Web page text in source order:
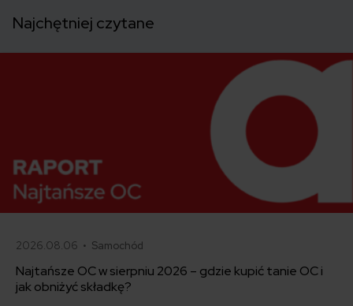
Najchętniej czytane
2026.08.06 • Samochód
Najtańsze OC w sierpniu 2026 – gdzie kupić tanie OC i
jak obniżyć składkę?